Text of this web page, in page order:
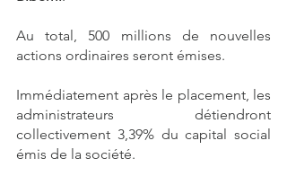
Au total, 500 millions de nouvelles
actions ordinaires seront émises.
Immédiatement après le placement, les
administrateurs détiendront
collectivement 3,39% du capital social
émis de la société.